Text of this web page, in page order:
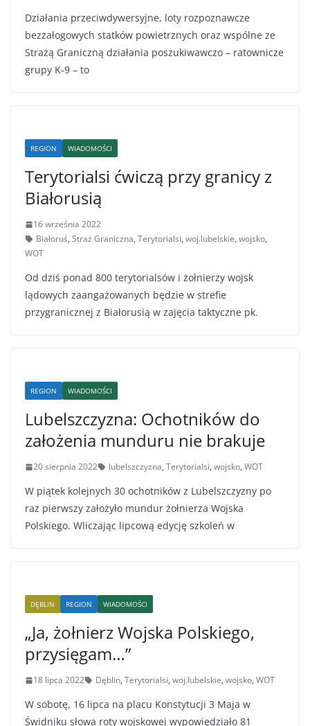
Działania przeciwdywersyjne, loty rozpoznawcze
bezzałogowych statków powietrznych oraz wspólne ze
Strażą Graniczną działania poszukiwawczo – ratownicze
grupy K-9 – to
REGION WIADOMOŚCI
Terytorialsi ćwiczą przy granicy z
Białorusią
16 września 2022
Białoruś, Straż Graniczna, Terytorialsi, woj.lubelskie, wojsko,
WOT
Od dziś ponad 800 terytorialsów i żołnierzy wojsk
lądowych zaangażowanych będzie w strefie
przygranicznej z Białorusią w zajęcia taktyczne pk.
REGION WIADOMOŚCI
Lubelszczyzna: Ochotników do
założenia munduru nie brakuje
20 sierpnia 2022 lubelszczyzna, Terytorialsi, wojsko, WOT
W piątek kolejnych 30 ochotników z Lubelszczyzny po
raz pierwszy założyło mundur żołnierza Wojska
Polskiego. Wliczając lipcową edycję szkoleń w
DĘBLIN REGION WIADOMOŚCI
„Ja, żołnierz Wojska Polskiego,
przysięgam…”
18 lipca 2022 Dęblin, Terytorialsi, woj.lubelskie, wojsko, WOT
W sobotę, 16 lipca na placu Konstytucji 3 Maja w
Świdniku słowa roty wojskowej wypowiedziało 81